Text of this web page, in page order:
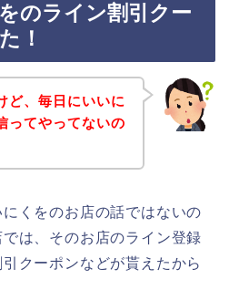
のライン割引クー
！
ど、毎日にいいに
ってやってないの
くをのお店の話ではないの
は、そのお店のライン登録
クーポンなどが貰えたから